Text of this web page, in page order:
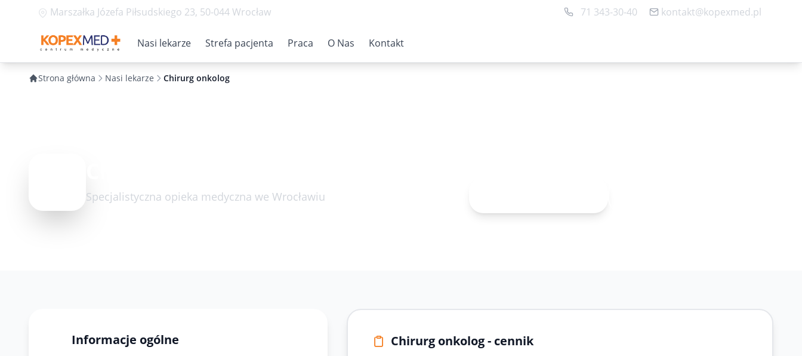
Marszałka Józefa Piłsudskiego 23, 50-044 Wrocław 71 343-30-40 kontakt@kopexmed.pl
Nasi lekarze Strefa pacjenta Praca O Nas Kontakt
Strona główna Nasi lekarze Chirurg onkolog
Specjalistyczna opieka medyczna we Wrocławiu
Informacje ogólne Chirurg onkolog - cennik